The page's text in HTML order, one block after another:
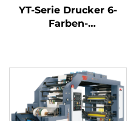
YT-Serie Drucker 6-
Farben-